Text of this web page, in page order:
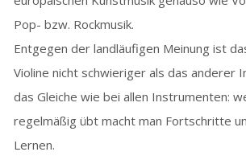
Pop- bzw. Rockmusik.
Entgegen der landläufigen Meinung ist
Violine nicht schwieriger als das anderer
das Gleiche wie bei allen Instrumenten:
regelmäßig übt macht man Fortschritte
Lernen.